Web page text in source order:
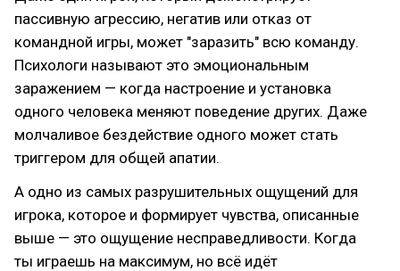
пассивную агрессию, негатив или отказ от
командной игры, может "заразить" всю команду.
Психологи называют это эмоциональным
заражением — когда настроение и установка
одного человека меняют поведение других. Даже
молчаливое бездействие одного может стать
триггером для общей апатии.
А одно из самых разрушительных ощущений для
игрока, которое и формирует чувства, описанные
выше — это ощущение несправедливости. Когда
ты играешь на максимум, но всё идёт